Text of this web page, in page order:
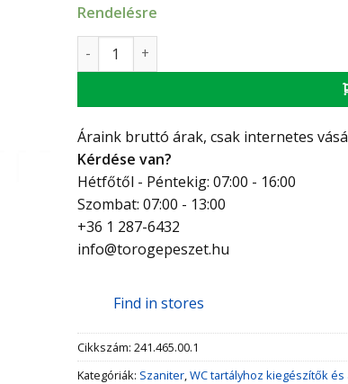
Rendelésre
Geberit nyomórúd mennyiség
Áraink bruttó árak, csak internetes
Kérdése van?
Hétfőtől - Péntekig: 07:00 - 16:00
Szombat: 07:00 - 13:00
+36 1 287-6432
info@torogepeszet.hu
Find in stores
Cikkszám: 241.465.00.1
Kategóriák: Szaniter WC tartályhoz kiegészítők